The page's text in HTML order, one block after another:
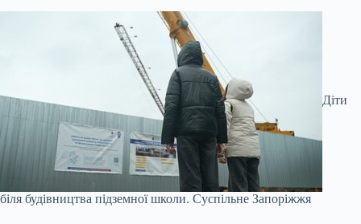
Діти
біля будівництва підземної школи. Суспільне Запоріжжя